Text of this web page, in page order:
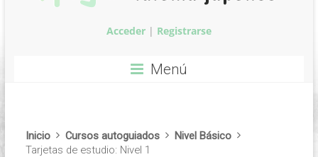
japonés
Acceder| Registrarse
Menú
Inicio Cursos autoguiados
Nivel Básico
Tarjetas de estudio: Nivel 1